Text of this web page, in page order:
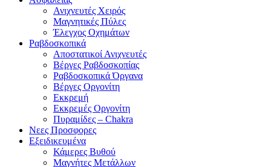
Ανιχνευτές Χειρός
Μαγνητικές Πύλες
Έλεγχος Οχημάτων
Ραβδοσκοπικά
Αποστατικοί Ανιχνευτές
Βέργες Ραβδοσκοπίας
Ραβδοσκοπικά Όργανα
Βέργες Οργονίτη
Εκκρεμή
Εκκρεμές Οργονίτη
Πυραμίδες – Chakra
Νεες Προσφορες
Εξειδικευμένα
Κάμερες Βυθού
Μαγνήτες Μετάλλων